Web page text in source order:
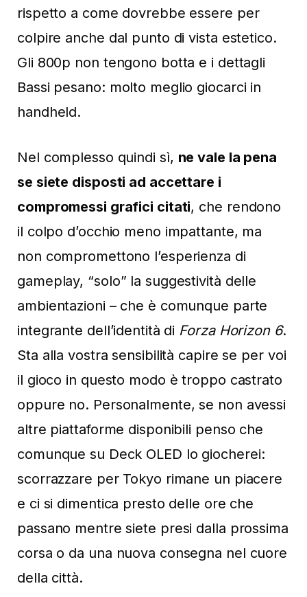
rispetto a come dovrebbe essere per
colpire anche dal punto di vista estetico.
Gli 800p non tengono botta e i dettagli
Bassi pesano: molto meglio giocarci in
handheld.
Nel complesso quindi sì, ne vale la pena
se siete disposti ad accettare i
compromessi grafici citati, che rendono
il colpo d’occhio meno impattante, ma
non compromettono l’esperienza di
gameplay, “solo” la suggestività delle
ambientazioni – che è comunque parte
integrante dell’identità di Forza Horizon 6.
Sta alla vostra sensibilità capire se per voi
il gioco in questo modo è troppo castrato
oppure no. Personalmente, se non avessi
altre piattaforme disponibili penso che
comunque su Deck OLED lo giocherei:
scorrazzare per Tokyo rimane un piacere
e ci si dimentica presto delle ore che
passano mentre siete presi dalla prossima
corsa o da una nuova consegna nel cuore
della città.